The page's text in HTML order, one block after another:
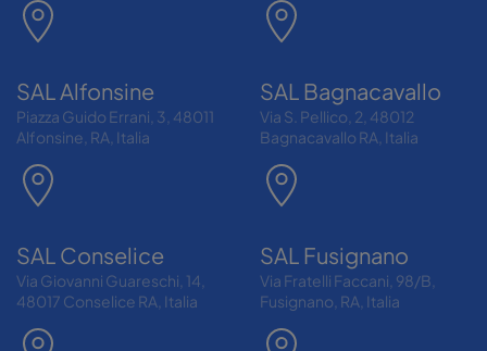
SAL Alfonsine
Piazza Guido Errani, 3, 48011
Alfonsine, RA, Italia
SAL Bagnacavallo
Via S. Pellico, 2, 48012
Bagnacavallo RA, Italia
SAL Conselice
Via Giovanni Guareschi, 14,
48017 Conselice RA, Italia
SAL Fusignano
Via Fratelli Faccani, 98/B,
Fusignano, RA, Italia